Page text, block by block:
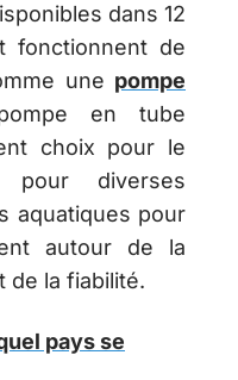
dans 12
fonctionnent de
une pompe
en tube
choix pour le
pour diverses
aquatiques pour
autour de la
de la fiabilité.
pays se